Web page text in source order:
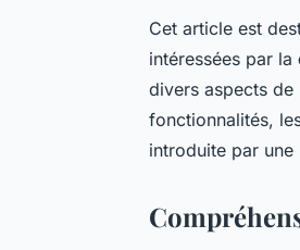
sont les
une
intuitive
en temps
Cet article est
intéressées par la
divers aspects de
fonctionnalités,
introduite par une